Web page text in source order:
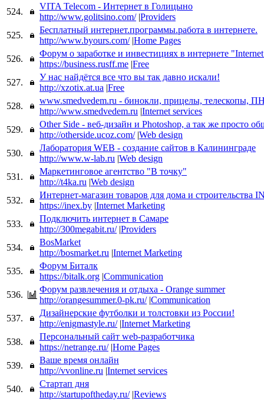
524.
VITA Telecom - Интернет в Голицыно
http://www.golitsino.com/ |Providers
525.
Бесплатный интернет.программы.работа в интернете.
http://www.byours.com/ |Home Pages
526.
Форум о заработке и инвестициях в интернете
https://business.rusff.me |Free
527.
У нас найдётся все что вы так давно искали!
http://xzotix.at.ua |Free
528.
www.smedvedem.ru - бинокли, прицелы, телескопы,
http://www.smedvedem.ru |Internet services
529.
Other Side - веб-дизайн и Photoshop, а так же просто
http://otherside.ucoz.com/ |Web design
530.
Лаборатория WEB - создание сайтов в Калининграде
http://www.w-lab.ru |Web design
531.
Маркетинговое агентство "В точку"
http://t4ka.ru |Web design
532.
Интернет-магазин товаров для дома и строительства
https://inex.by |Internet Marketing
533.
Подключить интернет в Самаре
http://300megabit.ru/ |Providers
534.
BosMarket
http://bosmarket.ru |Internet Marketing
535.
Форум Биталк
https://bitalk.org |Communication
536.
Форум развлечения и отдыха - Orange summer
http://orangesummer.0-pk.ru/ |Communication
537.
Дизайнерские футболки и толстовки из России!
http://enigmastyle.ru/ |Internet Marketing
538.
Персональный сайт web-разработчика
https://netrange.ru/ |Home Pages
539.
Ваше время онлайн
http://vvonline.ru |Internet services
540.
Стартап дня
http://startupoftheday.ru/ |Reviews